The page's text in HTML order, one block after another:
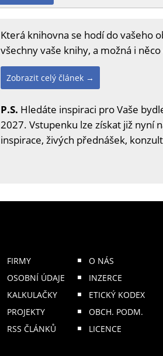
Která knihovna se hodí do vašeho
všechny vaše knihy, a možná i
Zobrazit celý článek →
P.S. Hledáte inspiraci pro Vaše
2027. Vstupenku lze získat již nyní
inspirace, živých přednášek,
FIRMY
OSOBNÍ ÚDAJE
KALKULAČKY
PROJEKTY
RSS ČLÁNKŮ
O NÁS
INZERCE
ETICKÝ KODEX
OBCH. PODM.
LICENCE